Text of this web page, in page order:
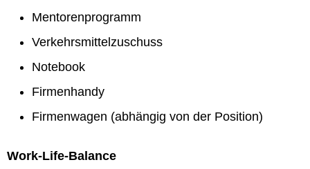
Mentorenprogramm
Verkehrsmittelzuschuss
Notebook
Firmenhandy
Firmenwagen (abhängig von der Position)
Work-Life-Balance